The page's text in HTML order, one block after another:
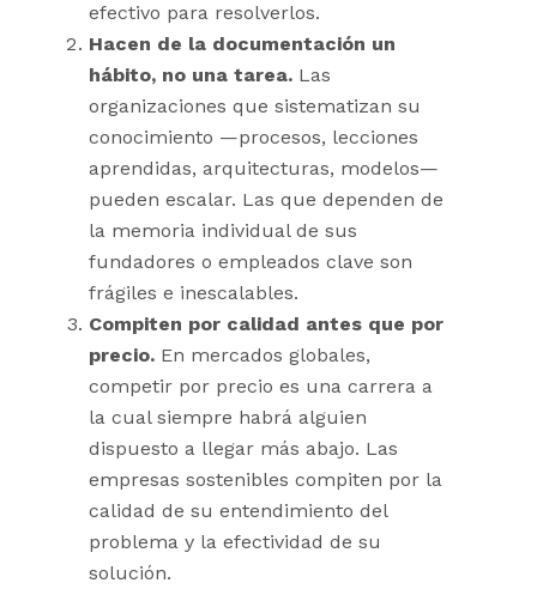
efectivo para resolverlos.
Hacen de la documentación un
hábito, no una tarea. Las
organizaciones que sistematizan su
conocimiento —procesos, lecciones
aprendidas, arquitecturas, modelos—
pueden escalar. Las que dependen de
la memoria individual de sus
fundadores o empleados clave son
frágiles e inescalables.
Compiten por calidad antes que por
precio. En mercados globales,
competir por precio es una carrera a
la cual siempre habrá alguien
dispuesto a llegar más abajo. Las
empresas sostenibles compiten por la
calidad de su entendimiento del
problema y la efectividad de su
solución.